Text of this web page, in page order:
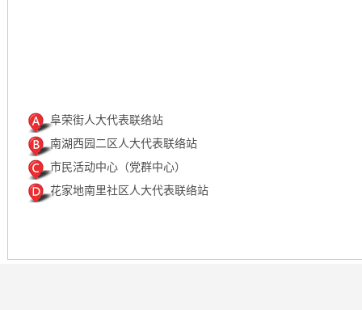
阜荣街人大代表联络站
南湖西园二区人大代表联络站
市民活动中心（党群中心）
花家地南里社区人大代表联络站